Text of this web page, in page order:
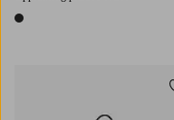
1 farge